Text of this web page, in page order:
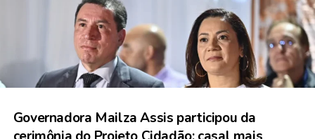
Governadora Mailza Assis participou da